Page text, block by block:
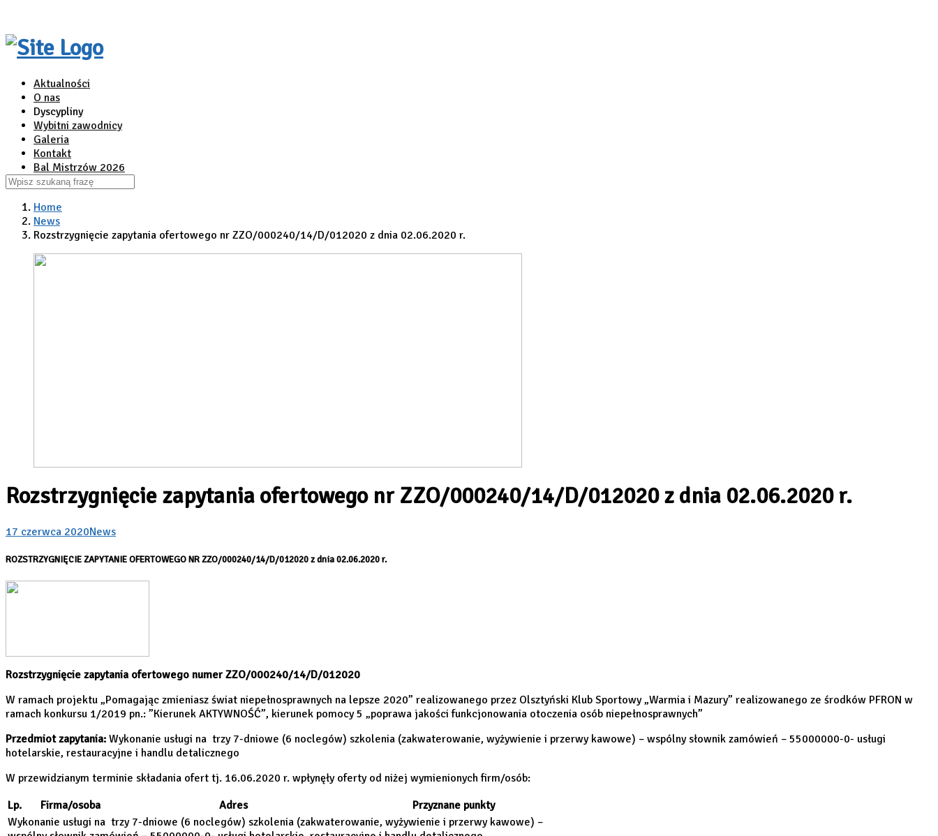
Aktualności
O nas
Dyscypliny
Wybitni zawodnicy
Galeria
Kontakt
Bal Mistrzów 2026
Home
News
Rozstrzygnięcie zapytania ofertowego nr ZZO/000240/14/D/012020 z dnia 02.06.2020 r.
Rozstrzygnięcie zapytania ofertowego nr ZZO/000240/14/D/012020 z dnia 02.06.2020 r.
17 czerwca 2020News
ROZSTRZYGNIĘCIE ZAPYTANIE OFERTOWEGO NR ZZO/000240/14/D/012020 z dnia 02.06.2020 r.
Rozstrzygnięcie zapytania ofertowego numer ZZO/000240/14/D/012020
W ramach projektu „Pomagając zmieniasz świat niepełnosprawnych na lepsze 2020” realizowanego przez Olsztyński Klub Sportowy „Warmia i Mazury” realizowanego ze środków PFRON w
ramach konkursu 1/2019 pn.: ”Kierunek AKTYWNOŚĆ”, kierunek pomocy 5 „poprawa jakości funkcjonowania otoczenia osób niepełnosprawnych”
Przedmiot zapytania: Wykonanie usługi na trzy 7-dniowe (6 noclegów) szkolenia (zakwaterowanie, wyżywienie i przerwy kawowe) – wspólny słownik zamówień – 55000000-0- usługi
hotelarskie, restauracyjne i handlu detalicznego
W przewidzianym terminie składania ofert tj. 16.06.2020 r. wpłynęły oferty od niżej wymienionych firm/osób:
Lp.
Firma/osoba Adres
Przyznane punkty
Wykonanie usługi na trzy 7-dniowe (6 noclegów) szkolenia (zakwaterowanie, wyżywienie i przerwy kawowe) –